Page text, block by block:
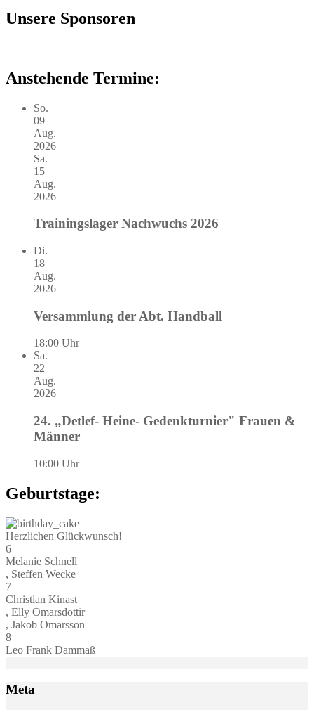
Unsere Sponsoren
Anstehende Termine:
So.
09
Aug.
2026
Sa.
15
Aug.
2026
Trainingslager Nachwuchs 2026
Di.
18
Aug.
2026
Versammlung der Abt. Handball
18:00 Uhr
Sa.
22
Aug.
2026
24. „Detlef- Heine- Gedenkturnier" Frauen &
Männer
10:00 Uhr
Geburtstage:
Herzlichen Glückwunsch!
6
Melanie Schnell
, Steffen Wecke
7
Christian Kinast
, Elly Omarsdottir
, Jakob Omarsson
8
Leo Frank Dammaß
Meta